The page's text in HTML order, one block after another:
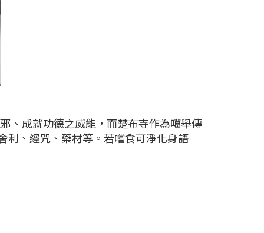
成就功德之威能，而楚布寺作為噶舉傳
利、經咒、藥材等。若嚐食可淨化身語